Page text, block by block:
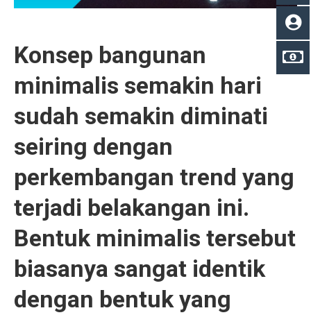
Konsep bangunan
minimalis semakin hari
sudah semakin diminati
seiring dengan
perkembangan trend yang
terjadi belakangan ini.
Bentuk minimalis tersebut
biasanya sangat identik
dengan bentuk yang